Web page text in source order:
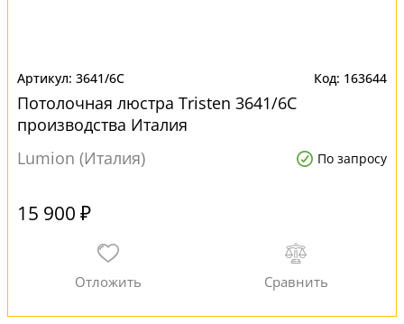
3641/6C 163644
Потолочная люстра Tristen 3641/6C
производства Италия
Lumion (Италия)
По запросу
15 900 ₽